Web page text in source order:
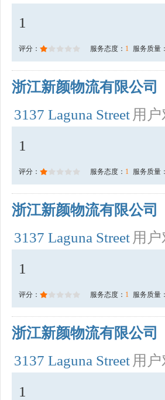
1
评分： 服务态度： 1 服务质量：
浙江新颜物流有限公司
3137 Laguna Street 用
1
评分： 服务态度： 1 服务质量：
浙江新颜物流有限公司
3137 Laguna Street 用
1
评分： 服务态度： 1 服务质量：
浙江新颜物流有限公司
3137 Laguna Street 用
1